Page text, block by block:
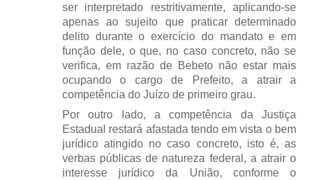
ser interpretado restritivamente, aplicando-se
apenas ao sujeito que praticar determinado
delito durante o exercício do mandato e em
função dele, o que, no caso concreto, não se
verifica, em razão de Bebeto não estar mais
ocupando o cargo de Prefeito, a atrair a
competência do Juízo de primeiro grau.
Por outro lado, a competência da Justiça
Estadual restará afastada tendo em vista o bem
jurídico atingido no caso concreto, isto é, as
verbas públicas de natureza federal, a atrair o
interesse jurídico da União, conforme o